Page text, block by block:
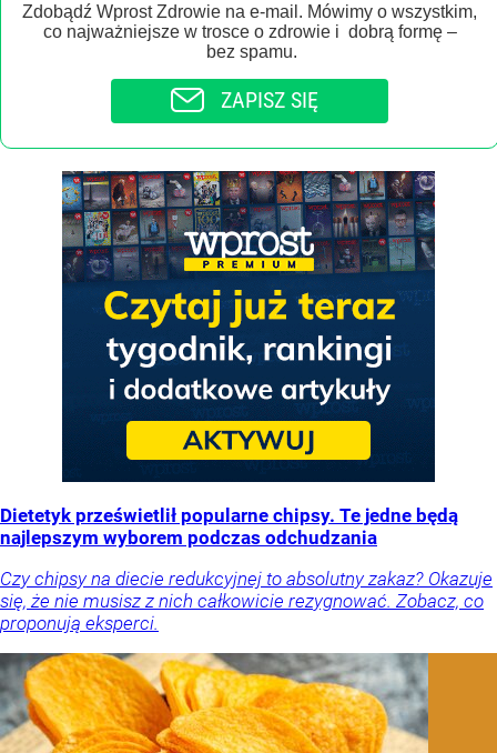
Zdobądź Wprost Zdrowie na e-mail. Mówimy o wszystkim,
co najważniejsze w trosce o zdrowie i dobrą formę –
bez spamu.
ZAPISZ SIĘ
Dietetyk prześwietlił popularne chipsy. Te jedne będą
najlepszym wyborem podczas odchudzania
Czy chipsy na diecie redukcyjnej to absolutny zakaz? Okazuje
się, że nie musisz z nich całkowicie rezygnować. Zobacz, co
proponują eksperci.